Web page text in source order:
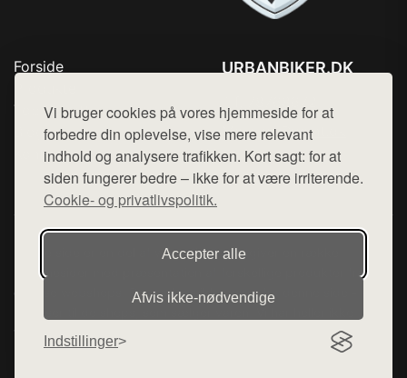
Vi bruger cookies på vores hjemmeside for at
forbedre din oplevelse, vise mere relevant
indhold og analysere trafikken. Kort sagt: for at
siden fungerer bedre – ikke for at være irriterende.
Cookie- og privatlivspolitik.
Accepter alle
Afvis ikke‑nødvendige
Indstillinger
Forside
Top Rabatter
Blog
Kontakt
URBANBIKER.DK
Mail: hej@want.dk
Cookie- og privatlivspolitik
Denne side er en del af want.dk, der udgiver en række
hjemmesider med præsentation af forskellige produkter fra
diverse webshops. Der sælges ikke varer fra denne side - vi
varerne på lager.